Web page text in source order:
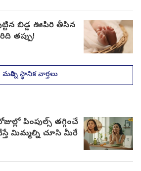
బిడ్డ ఊపిరి తీసిన
తప్పు!
మరిన్ని స్థానిక వార్తలు
పింపుల్స్ తగ్గించే
మిమ్మల్ని చూసి మీరే